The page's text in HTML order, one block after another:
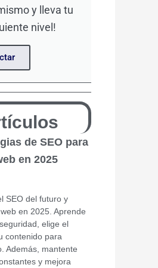
y lleva tu
nivel!
de SEO para
en 2025
SEO del futuro y
en 2025. Aprende
elige el
contenido para
Además, mantente
y mejora